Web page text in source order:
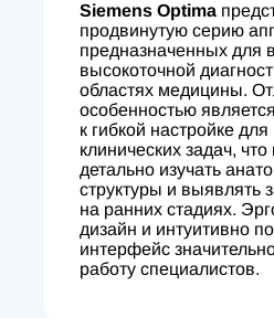
Siemens Optima
продвинутую серию
предназначенных для
высокоточной
областях медицины.
особенностью
к гибкой настройке
клинических задач, что
детально изучать
структуры и выявлять
на ранних стадиях.
дизайн и интуитивно
интерфейс
работу специалистов.